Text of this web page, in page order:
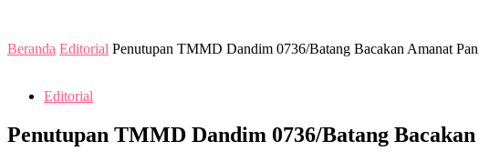
Beranda Editorial Penutupan TMMD Dandim 0736/Batang Bacakan Amanat
Editorial
Penutupan TMMD Dandim 0736/Batang